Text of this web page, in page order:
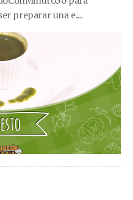
preparar una e...